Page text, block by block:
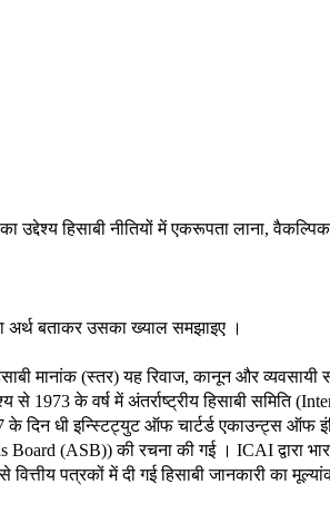
उद्देश्य हिसाबी नीतियों में एकरूपता लाना,
अर्थ बताकर उसका ख्याल समझाइए ।
मानांक (स्तर) यह रिवाज, कानून और
से 1973 के वर्ष में अंतर्राष्ट्रीय हिसाबी समिति
दिन धी इन्स्टिट्युट ऑफ चार्टर्ड एकाउन्ट्स ऑफ
(ASB)) की रचना की गई । ICAI द्वारा
से वित्तीय पत्रकों में दी गई हिसाबी जानकारी का